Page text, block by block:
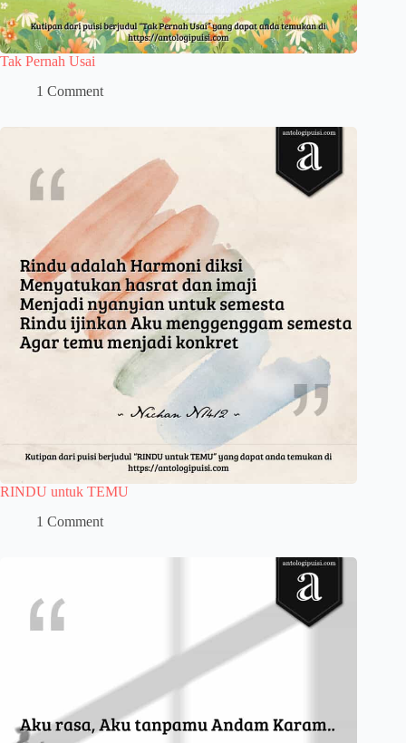
Tak Pernah Usai
1 Comment
RINDU untuk TEMU
1 Comment